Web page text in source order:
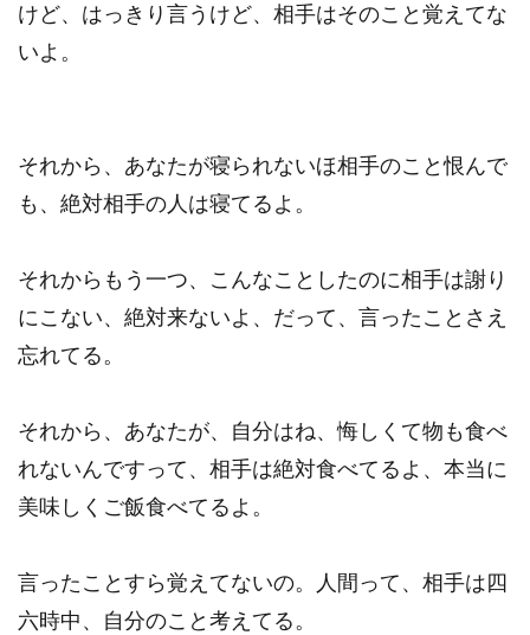
けど、はっきり言うけど、相手はそのこと覚えてな
いよ。
それから、あなたが寝られないほ相手のこと恨んで
も、絶対相手の人は寝てるよ。
それからもう一つ、こんなことしたのに相手は謝り
にこない、絶対来ないよ、だって、言ったことさえ
忘れてる。
それから、あなたが、自分はね、悔しくて物も食べ
れないんですって、相手は絶対食べてるよ、本当に
美味しくご飯食べてるよ。
言ったことすら覚えてないの。人間って、相手は四
六時中、自分のこと考えてる。